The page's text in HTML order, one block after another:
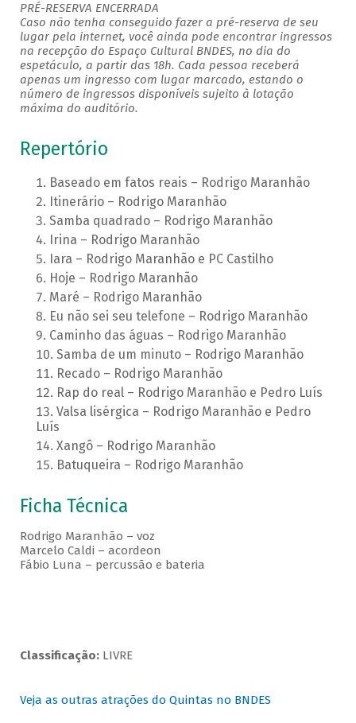
PRÉ-RESERVA ENCERRADA
Caso não tenha conseguido fazer a pré-reserva de seu
lugar pela internet, você ainda pode encontrar ingressos
na recepção do Espaço Cultural BNDES, no dia do
espetáculo, a partir das 18h. Cada pessoa receberá
apenas um ingresso com lugar marcado, estando o
número de ingressos disponíveis sujeito à lotação
máxima do auditório.
Repertório
Baseado em fatos reais – Rodrigo Maranhão
Itinerário – Rodrigo Maranhão
Samba quadrado – Rodrigo Maranhão
Irina – Rodrigo Maranhão
Iara – Rodrigo Maranhão e PC Castilho
Hoje – Rodrigo Maranhão
Maré – Rodrigo Maranhão
Eu não sei seu telefone – Rodrigo Maranhão
Caminho das águas – Rodrigo Maranhão
Samba de um minuto – Rodrigo Maranhão
Recado – Rodrigo Maranhão
Rap do real – Rodrigo Maranhão e Pedro Luís
Valsa lisérgica – Rodrigo Maranhão e Pedro
Luís
Xangô – Rodrigo Maranhão
Batuqueira – Rodrigo Maranhão
Ficha Técnica
Rodrigo Maranhão – voz
Marcelo Caldi – acordeon
Fábio Luna – percussão e bateria
Classificação: LIVRE
Veja as outras atrações do Quintas no BNDES